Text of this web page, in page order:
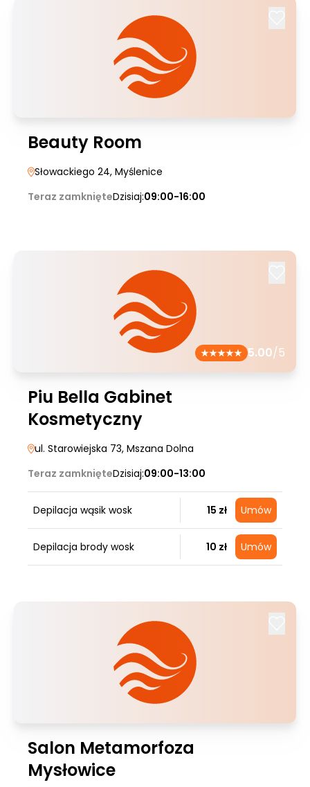
Beauty Room
Słowackiego 24, Myślenice
Teraz zamknięteDzisiaj:09:00-16:00
5.00/5
Piu Bella Gabinet
Kosmetyczny
ul. Starowiejska 73, Mszana Dolna
Teraz zamknięteDzisiaj:09:00-13:00
Depilacja wąsik wosk 15 zł Umów
Depilacja brody wosk 10 zł Umów
Salon Metamorfoza
Mysłowice